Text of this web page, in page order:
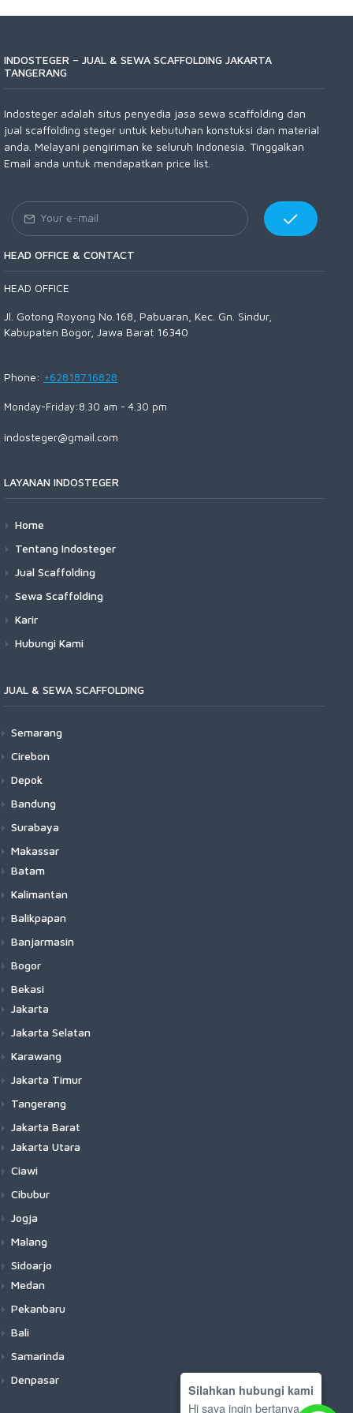
INDOSTEGER – JUAL & SEWA SCAFFOLDING JAKARTA
TANGERANG
Indosteger adalah situs penyedia jasa sewa scaffolding dan
jual scaffolding steger untuk kebutuhan konstuksi dan material
anda. Melayani pengiriman ke seluruh Indonesia. Tinggalkan
Email anda untuk mendapatkan price list.
HEAD OFFICE & CONTACT
HEAD OFFICE
Jl. Gotong Royong No.168, Pabuaran, Kec. Gn. Sindur,
Kabupaten Bogor, Jawa Barat 16340
Phone: +62818716828
Monday-Friday:8.30 am - 4.30 pm
indosteger@gmail.com
LAYANAN INDOSTEGER
Home
Tentang Indosteger
Jual Scaffolding
Sewa Scaffolding
Karir
Hubungi Kami
JUAL & SEWA SCAFFOLDING
Semarang
Cirebon
Depok
Bandung
Surabaya
Makassar
Batam
Kalimantan
Balikpapan
Banjarmasin
Bogor
Bekasi
Jakarta
Jakarta Selatan
Karawang
Jakarta Timur
Tangerang
Jakarta Barat
Jakarta Utara
Ciawi
Cibubur
Jogja
Malang
Sidoarjo
Medan
Pekanbaru
Bali
Samarinda
Denpasar
Silahkan hubungi kami
Hi saya ingin bertanya